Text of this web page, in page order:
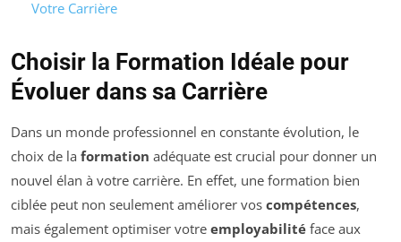
Votre Carrière
Choisir la Formation Idéale pour
Évoluer dans sa Carrière
Dans un monde professionnel en constante évolution, le
choix de la formation adéquate est crucial pour donner un
nouvel élan à votre carrière. En effet, une formation bien
ciblée peut non seulement améliorer vos compétences,
mais également optimiser votre employabilité face aux